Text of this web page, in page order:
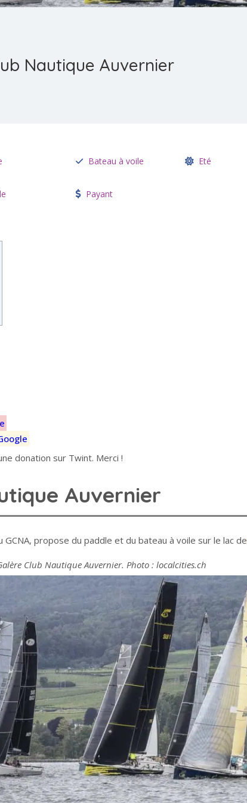
Nautique Auvernier
Bateau à voile Eté
Payant
donation sur Twint. Merci !
Auvernier
GCNA, propose du paddle et du bateau à voile sur le lac de
Club Nautique Auvernier. Photo : localcities.ch